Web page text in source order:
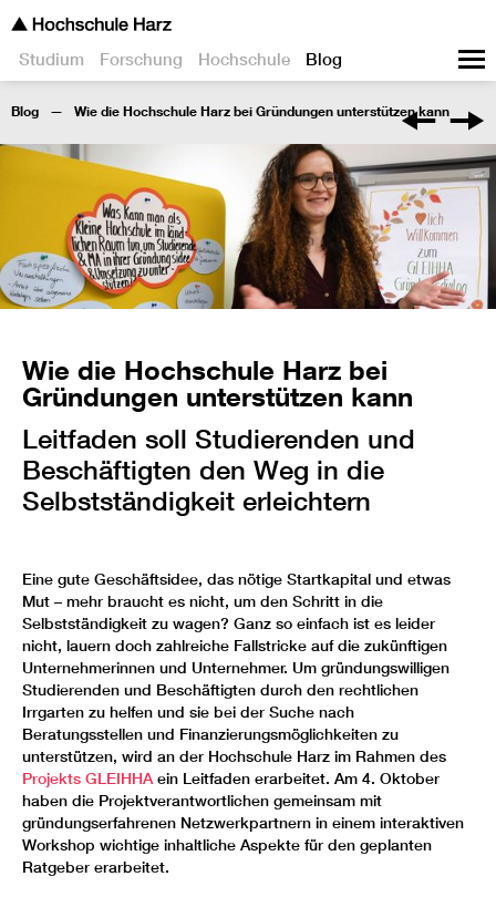
Studium Forschung Hochschule Blog
Blog Wie die Hochschule Harz bei Gründungen unterstützen kann
Wie die Hochschule Harz bei
Gründungen unterstützen kann
Leitfaden soll Studierenden und
Beschäftigten den Weg in die
Selbstständigkeit erleichtern
Eine gute Geschäftsidee, das nötige Startkapital und etwas
Mut – mehr braucht es nicht, um den Schritt in die
Selbstständigkeit zu wagen? Ganz so einfach ist es leider
nicht, lauern doch zahlreiche Fallstricke auf die zukünftigen
Unternehmerinnen und Unternehmer. Um gründungswilligen
Studierenden und Beschäftigten durch den rechtlichen
Irrgarten zu helfen und sie bei der Suche nach
Beratungsstellen und Finanzierungsmöglichkeiten zu
unterstützen, wird an der Hochschule Harz im Rahmen des
Projekts GLEIHHA ein Leitfaden erarbeitet. Am 4. Oktober
haben die Projektverantwortlichen gemeinsam mit
gründungserfahrenen Netzwerkpartnern in einem interaktiven
Workshop wichtige inhaltliche Aspekte für den geplanten
Ratgeber erarbeitet.